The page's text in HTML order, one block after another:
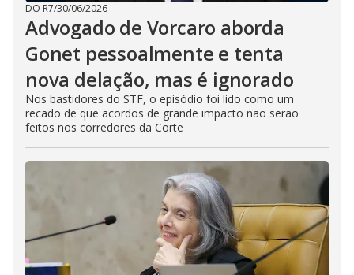
DO R7/30/06/2026
Advogado de Vorcaro aborda
Gonet pessoalmente e tenta
nova delação, mas é ignorado
Nos bastidores do STF, o episódio foi lido como um
recado de que acordos de grande impacto não serão
feitos nos corredores da Corte